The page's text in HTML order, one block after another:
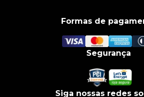
Formas de
Segurança
Siga nossas redes